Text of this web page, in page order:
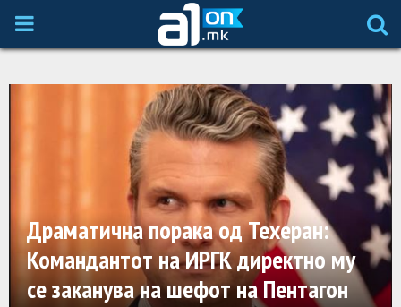
P
M
A
R
Драматична порака од Техеран:
Командантот на ИРГК директно му
се заканува на шефот на Пентагон